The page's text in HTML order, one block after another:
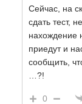
Сейчас, на
сдать тест,
нахождение
приедут и
сообщить,
…?!
0